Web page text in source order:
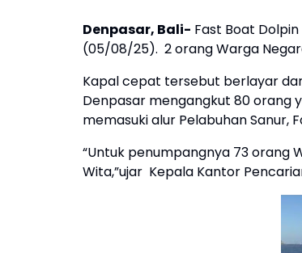
Denpasar, Bali- Fast Boat
(05/08/25). 2 orang Warga
Kapal cepat tersebut berlayar
Denpasar mengangkut 80 orang
memasuki alur Pelabuhan Sanur,
“Untuk penumpangnya 73 orang
Wita,”ujar Kepala Kantor